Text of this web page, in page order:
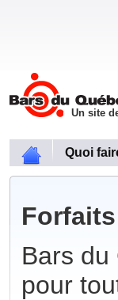
Un site
Quoi
Bars
pour